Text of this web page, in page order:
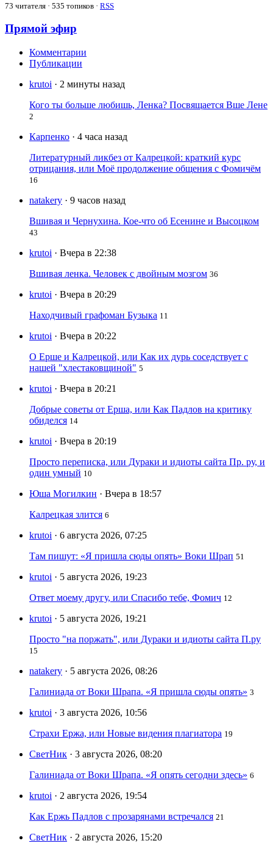
73 читателя · 535 топиков · RSS
Прямой эфир
Комментарии
Публикации
krutoi · 2 минуты назад
Кого ты больше любишь, Ленка? Посвящается Вше Лене
2
Карпенко · 4 часа назад
Литературный ликбез от Калрецкой: краткий курс
отрицания, или Моё продолжение общения с Фомичём
16
natakery · 9 часов назад
Вшивая и Чернухина. Кое-что об Есенине и Высоцком
43
krutoi · Вчера в 22:38
Вшивая ленка. Человек с двойным мозгом 36
krutoi · Вчера в 20:29
Находчивый графоман Бузыка 11
krutoi · Вчера в 20:22
О Ерше и Калрецкой, или Как их дурь соседствует с
нашей "хлестаковщиной" 5
krutoi · Вчера в 20:21
Добрые советы от Ерша, или Как Падлов на критику
обиделся 14
krutoi · Вчера в 20:19
Просто переписка, или Дураки и идиоты сайта Пр. ру, и
один умный 10
Юша Могилкин · Вчера в 18:57
Калрецкая злится 6
krutoi · 6 августа 2026, 07:25
Там пишут: «Я пришла сюды опять» Воки Шрап 51
krutoi · 5 августа 2026, 19:23
Ответ моему другу, или Спасибо тебе, Фомич 12
krutoi · 5 августа 2026, 19:21
Просто "на поржать", или Дураки и идиоты сайта П.ру
15
natakery · 5 августа 2026, 08:26
Галиниада от Воки Шрапа. «Я пришла сюды опять» 3
krutoi · 3 августа 2026, 10:56
Страхи Ержа, или Новые видения плагиатора 19
СветНик · 3 августа 2026, 08:20
Галиниада от Воки Шрапа. «Я опять сегодни здесь» 6
krutoi · 2 августа 2026, 19:54
Как Ержь Падлов с прозарянами встречался 21
СветНик · 2 августа 2026, 15:20